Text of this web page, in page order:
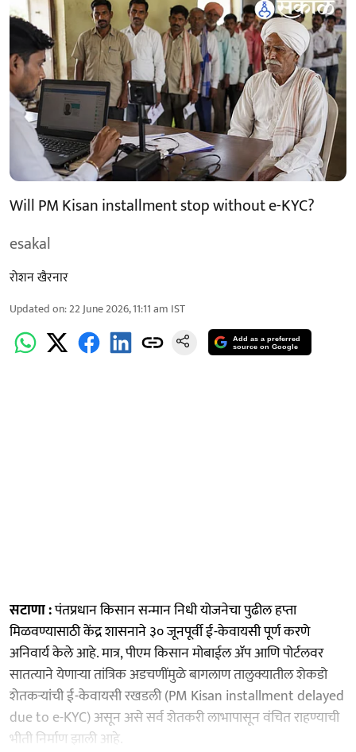
Will PM Kisan installment stop without e-KYC?
esakal
रोशन खैरनार
Updated on:22 June 2026, 11:11 am IST
Add as a preferred
source on Google
सटाणा :पंतप्रधान किसान सन्मान निधी योजनेचा पुढील हप्ता
मिळवण्यासाठी केंद्र शासनाने ३० जूनपूर्वी ई-केवायसी पूर्ण करणे
अनिवार्य केले आहे. मात्र, पीएम किसान मोबाईल ॲप आणि पोर्टलवर
सातत्याने येणाऱ्या तांत्रिक अडचणींमुळे बागलाण तालुक्यातील शेकडो
शेतकऱ्यांची ई-केवायसी रखडली (PM Kisan installment delayed
due to e-KYC) असून असे सर्व शेतकरी लाभापासून वंचित राहण्याची
भीती निर्माण झाली आहे.